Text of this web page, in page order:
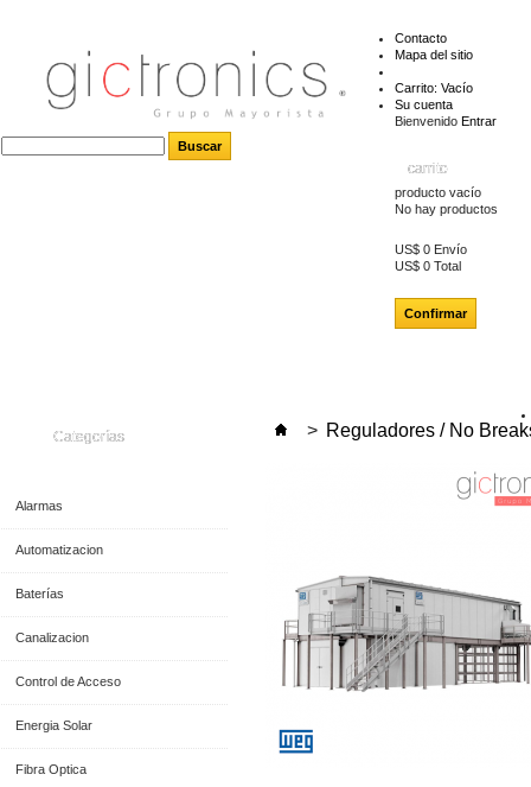
Contacto
Mapa del sitio
Carrito: Vacío
Su cuenta
Bienvenido Entrar
carrito
producto vacío
No hay productos
US$ 0 Envío
US$ 0 Total
Confirmar
Categorías
Alarmas
Automatizacion
Baterías
Canalizacion
Control de Acceso
Energia Solar
Fibra Optica
> Reguladores / No